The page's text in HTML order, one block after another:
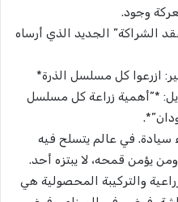
وجود.
الشراكة” الجديد الذي أرساه
ازرعوا كل مسلسل الذرة*
*”أهمية زراعة كل مسلسل
سيادة. في عالم يتسلح فيه
يؤمن قمحه، لا يبتزه أحد.
والتركيبة المحصولية هي